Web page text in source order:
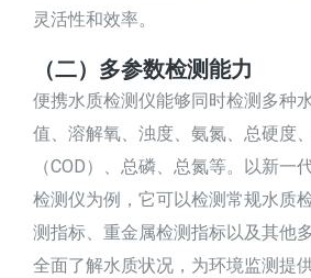
灵活性和效率。
（二）多参数检测能力
便携水质检测仪能够同时检测多种
值、溶解氧、浊度、氨氮、总硬度
（COD）、总磷、总氮等。以新一
检测仪为例，它可以检测常规水质
测指标、重金属检测指标以及其他
全面了解水质状况，为环境监测提